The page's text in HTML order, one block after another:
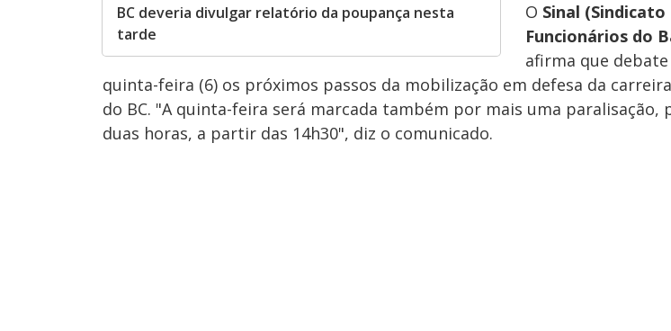
BC deveria divulgar relatório da poupança nesta
tarde
O Sinal
Funcionários do
afirma que
quinta-feira (6) os próximos passos da mobilização em defesa da
do BC. "A quinta-feira será marcada também por mais uma paralisação,
duas horas, a partir das 14h30", diz o comunicado.